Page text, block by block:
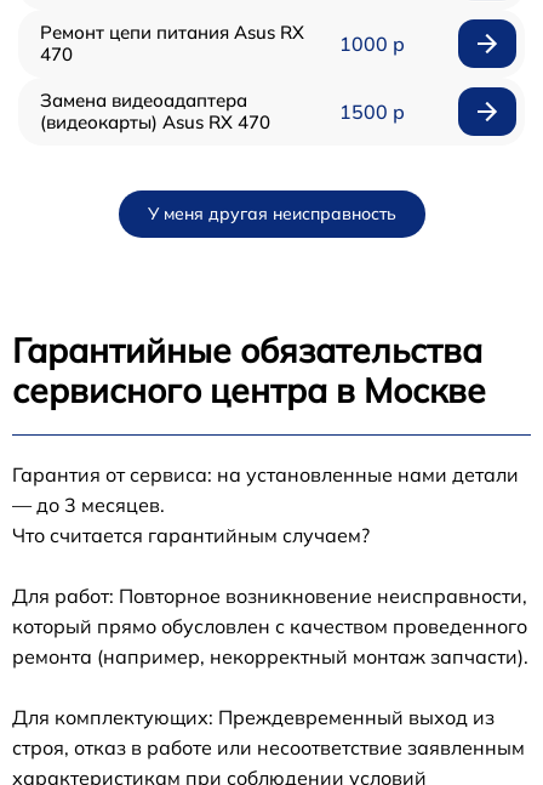
Ремонт цепи питания Asus RX
470
1000 р
Замена видеоадаптера
(видеокарты) Asus RX 470
1500 р
У меня другая неисправность
Гарантийные обязательства
сервисного центра в Москве
Гарантия от сервиса: на установленные нами детали
— до 3 месяцев.
Что считается гарантийным случаем?
Для работ: Повторное возникновение неисправности,
который прямо обусловлен с качеством проведенного
ремонта (например, некорректный монтаж запчасти).
Для комплектующих: Преждевременный выход из
строя, отказ в работе или несоответствие заявленным
характеристикам при соблюдении условий